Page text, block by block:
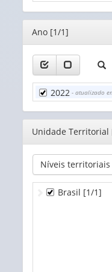
Editor
Ano [1/1]
2022 - atualizado
Editor
Unidade Territorial
Níveis territoriais
Brasil [1/1]